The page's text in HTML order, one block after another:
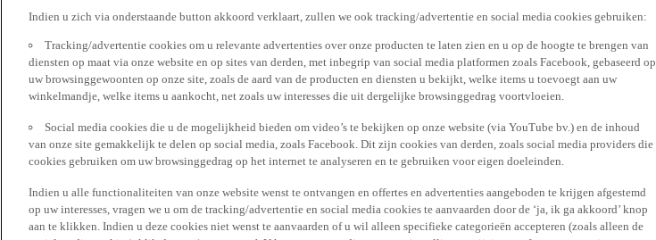
Indien u zich via onderstaande button akkoord verklaart, zullen we ook tracking/advertentie en social media cookies gebruiken:
Tracking/advertentie cookies om u relevante advertenties over onze producten te laten zien en u op de hoogte te brengen van
diensten op maat via onze website en op sites van derden, met inbegrip van social media platformen zoals Facebook, gebaseerd op
uw browsinggewoonten op onze site, zoals de aard van de producten en diensten u bekijkt, welke items u toevoegt aan uw
winkelmandje, welke items u aankocht, net zoals uw interesses die uit dergelijke browsinggedrag voortvloeien.
Social media cookies die u de mogelijkheid bieden om video’s te bekijken op onze website (via YouTube bv.) en de inhoud
van onze site gemakkelijk te delen op social media, zoals Facebook. Dit zijn cookies van derden, zoals social media providers die
cookies gebruiken om uw browsinggedrag op het internet te analyseren en te gebruiken voor eigen doeleinden.
Indien u alle functionaliteiten van onze website wenst te ontvangen en offertes en advertenties aangeboden te krijgen afgestemd
op uw interesses, vragen we u om de tracking/advertentie en social media cookies te aanvaarden door de ‘ja, ik ga akkoord’ knop
aan te klikken. Indien u deze cookies niet wenst te aanvaarden of u wil alleen specifieke categorieën accepteren (zoals alleen de